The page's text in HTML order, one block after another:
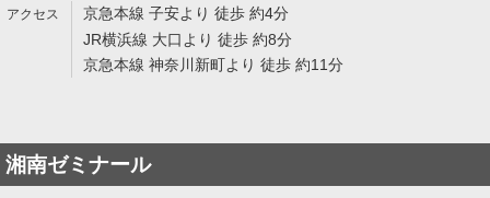
京急本線 子安より 徒歩 約4分
JR横浜線 大口より 徒歩 約8分
京急本線 神奈川新町より 徒歩 約11分
湘南ゼミナール